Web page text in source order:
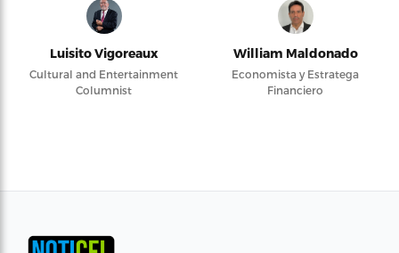
Luisito Vigoreaux
Cultural and Entertainment
Columnist
William Maldonado
Economista y Estratega
Financiero